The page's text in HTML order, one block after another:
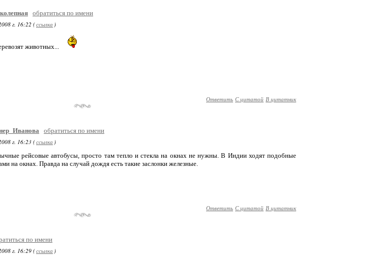
обратиться по имени
г. 16:22 (ссылка )
животных...
Ответить С цитатой В цитатник
обратиться по имени
г. 16:23 (ссылка )
рейсовые автобусы, просто там тепло и стекла на окнах не нужны. В Индии ходят подобные
на окнах. Правда на случай дождя есть такие заслонки железные.
Ответить С цитатой В цитатник
по имени
г. 16:29 (ссылка )